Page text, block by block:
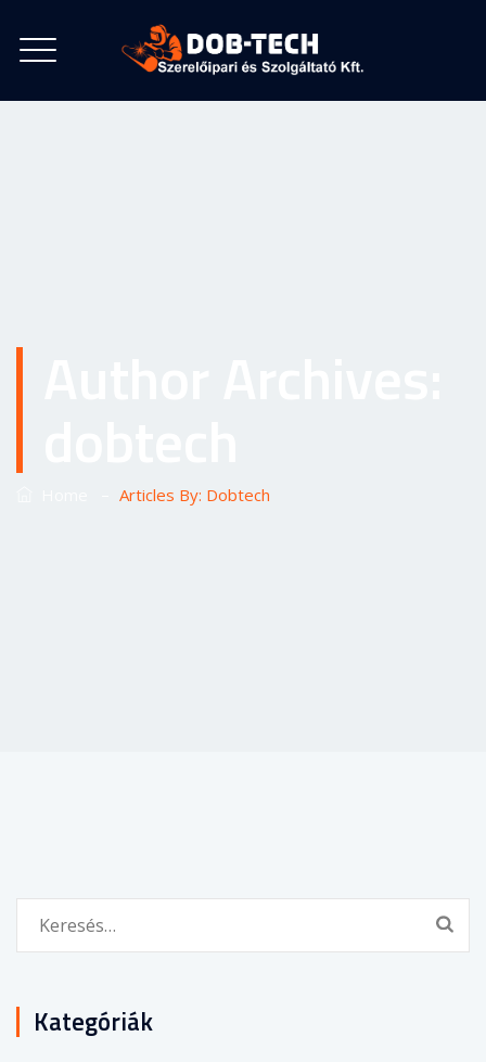
Articles By: Dobtech
Kategóriák